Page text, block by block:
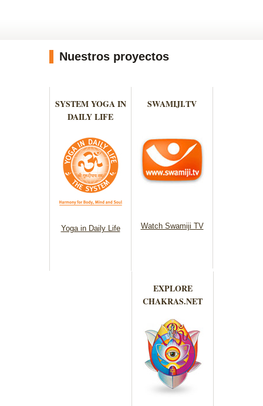
Nuestros proyectos
SYSTEM YOGA IN
DAILY LIFE
Yoga in Daily Life
SWAMIJI.TV
Watch Swamiji TV
EXPLORE
CHAKRAS.NET